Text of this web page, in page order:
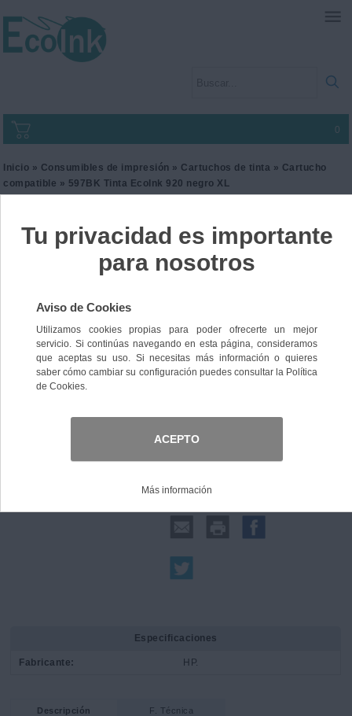
0
Inicio » Consumibles de impresión » Cartuchos de tinta » Cartucho
compatible » 597BK Tinta EcoInk 920 negro XL
597BK Tinta EcoInk 920
Ref. I3HP920BK
Compartir:
Especificaciones
Fabricante: HP.
Descripción F. Técnica